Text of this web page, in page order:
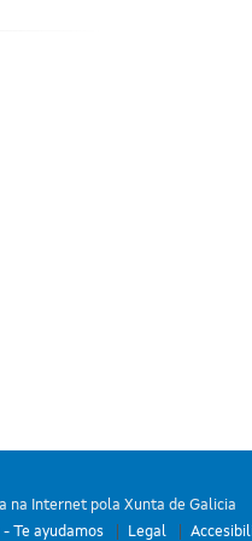
na Internet pola Xunta de Galicia
Te ayudamos Legal